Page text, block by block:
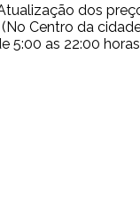
dos
Centro da
5:00 as 22:00